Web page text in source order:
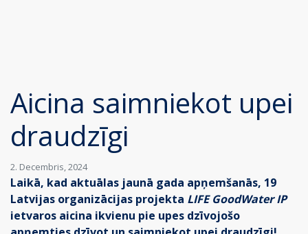
Aicina saimniekot upei
draudzīgi
2. Decembris, 2024
Laikā, kad aktuālas jaunā gada apņemšanās, 19
Latvijas organizācijas projekta LIFE GoodWater IP
ietvaros aicina ikvienu pie upes dzīvojošo